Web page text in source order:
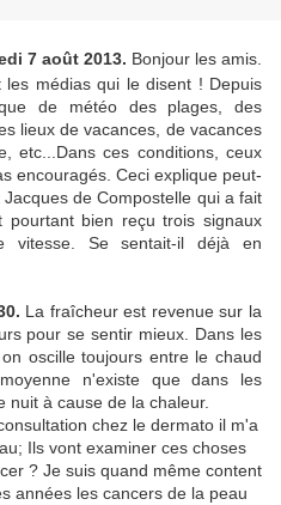
7 août 2013. Bonjour les amis.
médias qui le disent ! Depuis
de météo des plages, des
lieux de vacances, de vacances
etc...Dansces conditions, ceux
encouragés. Ceci explique peut-
de Compostelle qui a fait
bien reçu trois signaux
vitesse. Se sentait-il déjà en
La fraîcheur est revenue sur la
pour se sentir mieux. Dans les
oscille toujours entre le chaud
n'existe que dans les
nuit à cause de la chaleur.
chez le dermato il m'a
Ils vont examiner ces choses
? Je suis quand même content
années les cancers de la peau